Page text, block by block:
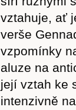
vztahuje, ať
verše
vzpomínky
aluze na
její vztah ke
intenzivně